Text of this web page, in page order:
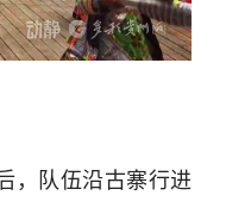
，队伍沿古寨行进